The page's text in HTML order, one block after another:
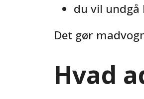
du vil undgå
Det gør
Hvad